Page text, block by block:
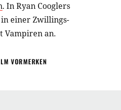
. In Ryan Cooglers
in einer Zwillings-
Vampiren an.
VORMERKEN